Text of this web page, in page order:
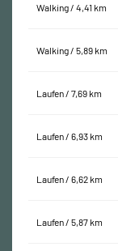
Walking / 4,41 km
Walking / 5,89 km
Laufen / 7,69 km
Laufen / 6,93 km
Laufen / 6,62 km
Laufen / 5,87 km